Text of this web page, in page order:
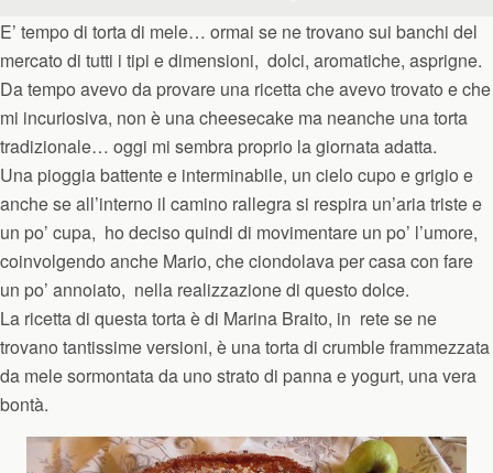
E’ tempo di torta di mele… ormai se ne trovano sui banchi del
mercato di tutti i tipi e dimensioni, dolci, aromatiche, asprigne.
Da tempo avevo da provare una ricetta che avevo trovato e che
mi incuriosiva, non è una cheesecake ma neanche una torta
tradizionale… oggi mi sembra proprio la giornata adatta.
Una pioggia battente e interminabile, un cielo cupo e grigio e
anche se all’interno il camino rallegra si respira un’aria triste e
un po’ cupa, ho deciso quindi di movimentare un po’ l’umore,
coinvolgendo anche Mario, che ciondolava per casa con fare
un po’ annoiato, nella realizzazione di questo dolce.
La ricetta di questa torta è di Marina Braito, in rete se ne
trovano tantissime versioni, è una torta di crumble frammezzata
da mele sormontata da uno strato di panna e yogurt, una vera
bontà.